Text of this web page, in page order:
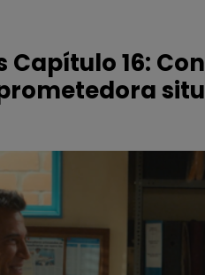
Capítulo 16: